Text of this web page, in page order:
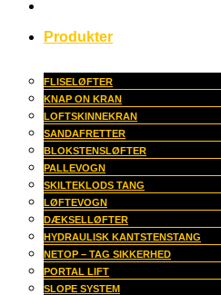
Produkter
FLISELØFTER
KNAP ON KRAN
LOFTSKINNEKRAN
SANDAFRETTER
BLOKSTENSLØFTER
PALLEVOGN
SKILTEKLODS TANG
LØFTEVOGN
DÆKSELLØFTER
HYDRAULISK KANTSTENSTANG
NETOP – TAG SIKKERHED
PORTAL LIFT
SLOPE SYSTEM